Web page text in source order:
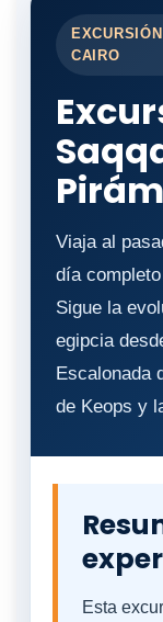
CAIRO
Viaja al
día
Sigue la
egipcia
Escalonada
de Keops y
Esta